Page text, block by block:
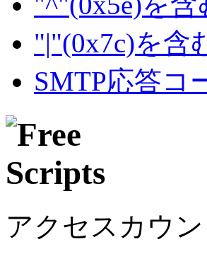
"|"(0x7c)を含
SMTP応答コ
アクセスカウン